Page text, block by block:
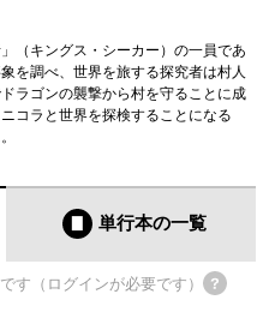
（キングス・シーカー）の一員であ
を調べ、世界を旅する探究者は村人
ラゴンの襲撃から村を守ることに成
コラと世界を探検することになる
単行本の一覧
す（ログインが必要です）